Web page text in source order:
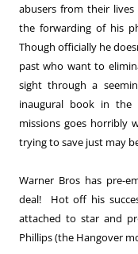
abusers from their
the forwarding of his
Though officially he
past who want to
sight through a
inaugural book in the
missions goes horribly
trying to save just may
Warner Bros has pre-
deal! Hot off his
attached to star and
Phillips (the Hangover